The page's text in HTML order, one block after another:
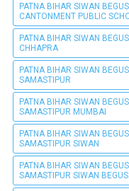
PATNA BIHAR SIWAN
CANTONMENT PUBLIC
PATNA BIHAR SIWAN
CHHAPRA
PATNA BIHAR SIWAN
SAMASTIPUR
PATNA BIHAR SIWAN
SAMASTIPUR MUMBAI
PATNA BIHAR SIWAN
SAMASTIPUR SIWAN
PATNA BIHAR SIWAN
SAMASTIPUR SIWAN